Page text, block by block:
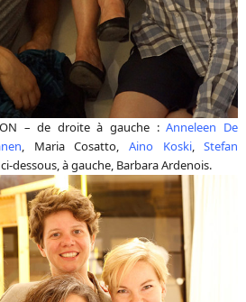
– de droite à gauche :Anneleen De
, Maria Cosatto, Aino Koski,Stefan
dessous, à gauche, Barbara Ardenois.